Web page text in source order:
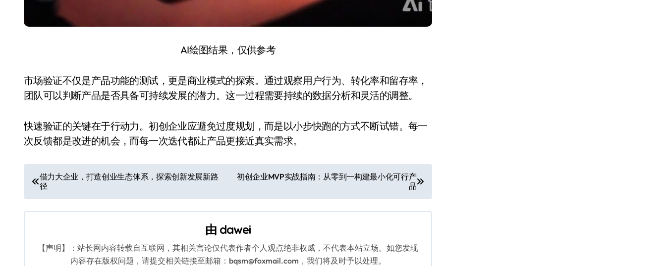
AI绘图结果，仅供参考
市场验证不仅是产品功能的测试，更是商业模式的探索。通过观察用户行为、转化率和留存率，
团队可以判断产品是否具备可持续发展的潜力。这一过程需要持续的数据分析和灵活的调整。
快速验证的关键在于行动力。初创企业应避免过度规划，而是以小步快跑的方式不断试错。每一
次反馈都是改进的机会，而每一次迭代都让产品更接近真实需求。
文
章
导
借力大企业，打造创业生态体系，探索创新发展新路
径
初创企业MVP实战指南：从零到一构建最小化可行产
品
由 dawei
【声明】：站长网内容转载自互联网，其相关言论仅代表作者个人观点绝非权威，不代表本站立场。如您发现
内容存在版权问题，请提交相关链接至邮箱：bqsm@foxmail.com，我们将及时予以处理。